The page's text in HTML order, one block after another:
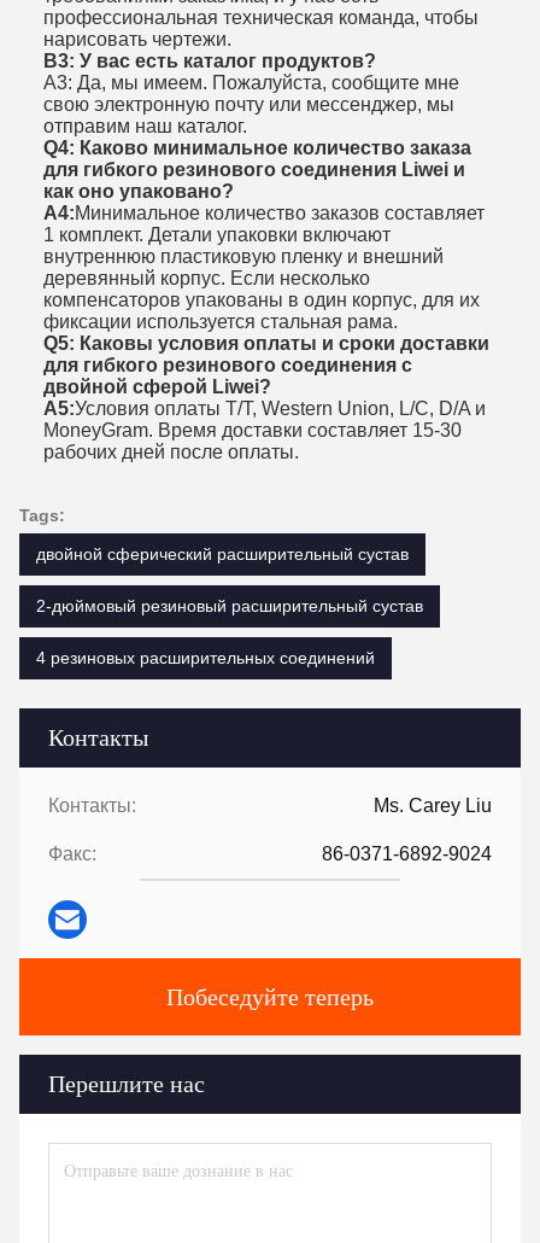
Контакты
Контакты: Ms. Carey Liu
Факс: 86-0371-6892-9024
Побеседуйте теперь
Перешлите нас
профессиональная техническая команда, чтобы
нарисовать чертежи.
В3: У вас есть каталог продуктов?
А3: Да, мы имеем. Пожалуйста, сообщите мне
свою электронную почту или мессенджер, мы
отправим наш каталог.
Q4: Каково минимальное количество заказа
для гибкого резинового соединения Liwei и
как оно упаковано?
А4:Минимальное количество заказов составляет
1 комплект. Детали упаковки включают
внутреннюю пластиковую пленку и внешний
деревянный корпус. Если несколько
компенсаторов упакованы в один корпус, для их
фиксации используется стальная рама.
Q5: Каковы условия оплаты и сроки доставки
для гибкого резинового соединения с
двойной сферой Liwei?
A5:Условия оплаты T/T, Western Union, L/C, D/A и
MoneyGram. Время доставки составляет 15-30
рабочих дней после оплаты.
Tags:
двойной сферический расширительный сустав
2-дюймовый резиновый расширительный сустав
4 резиновых расширительных соединений